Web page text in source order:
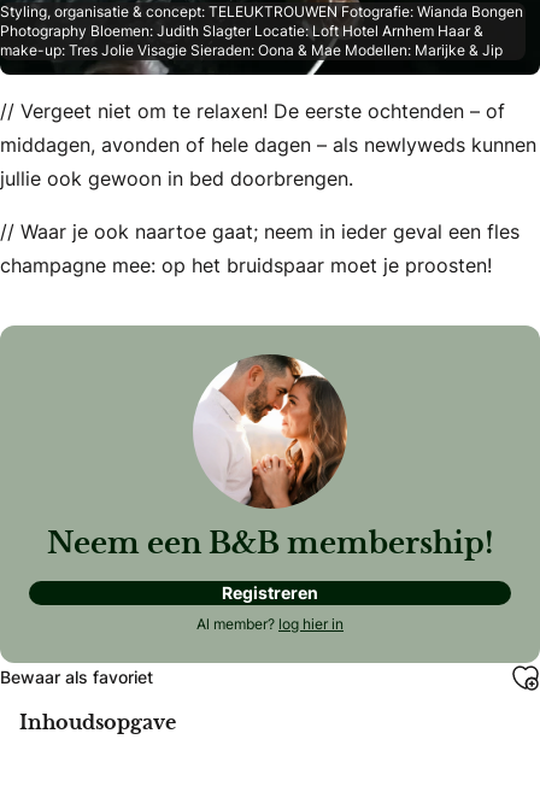
Styling, organisatie & concept: TELEUKTROUWEN Fotografie: Wianda Bongen
Photography Bloemen: Judith Slagter Locatie: Loft Hotel Arnhem Haar &
make-up: Tres Jolie Visagie Sieraden: Oona & Mae Modellen: Marijke & Jip
// Vergeet niet om te relaxen! De eerste ochtenden – of
middagen, avonden of hele dagen – als newlyweds kunnen
jullie ook gewoon in bed doorbrengen.
// Waar je ook naartoe gaat; neem in ieder geval een fles
champagne mee: op het bruidspaar moet je proosten!
Neem een B&B membership!
Registreren
Al member? log hier in
Bewaar als favoriet
Inhoudsopgave